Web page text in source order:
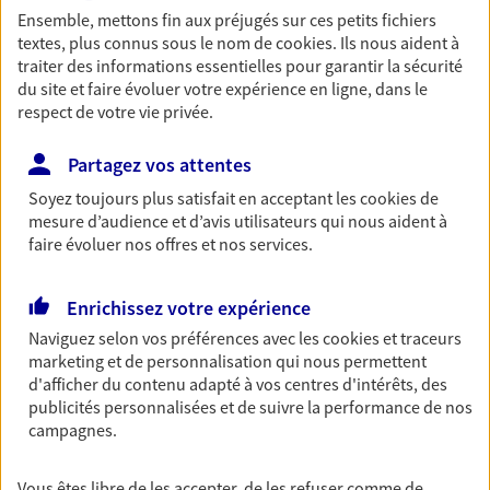
Découvrir les offres Épargne
Retraite
votre vie avec les conseils d'un expert. Découvrez
notre solution PER (Plan Epargne Retraite)
spécialement conçue pour la retraite.
Découvrir l'offre Retraite
Prévoyance
Pour un avenir serein, assurez-vous avec notre
contrat prévoyance. Préservez vos proches en cas
d'accident ou de maladie en optant pour les
garanties incapacité temporaire totale de travail,
invalidité ou de décès.
Découvrir l'offre Prévoyance
Ensemble, mettons fin aux préjugés sur ces petits fichiers
textes, plus connus sous le nom decookies. Ils nous aident à
traiter des informations essentielles pour garantir la sécurité
du site et faire évoluer votre expérience en ligne, dans le
respect de votre vie privée.
Partagez vos attentes
Soyez toujours plus satisfait en acceptant lescookiesde
mesure d’audience et d’avis utilisateurs qui nous aident à
faire évoluer nos offres et nos services.
Enrichissez votre expérience
Naviguez selon vos préférences avec lescookies et traceurs
marketing et de personnalisation qui nous permettent
d'afficher du contenu adapté à vos centres d'intérêts, des
publicités personnalisées et de suivre la performance de nos
campagnes.